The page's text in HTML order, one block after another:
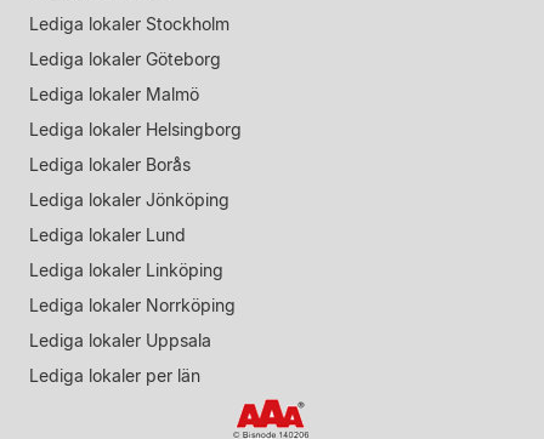
Lediga lokaler Stockholm
Lediga lokaler Göteborg
Lediga lokaler Malmö
Lediga lokaler Helsingborg
Lediga lokaler Borås
Lediga lokaler Jönköping
Lediga lokaler Lund
Lediga lokaler Linköping
Lediga lokaler Norrköping
Lediga lokaler Uppsala
Lediga lokaler per län